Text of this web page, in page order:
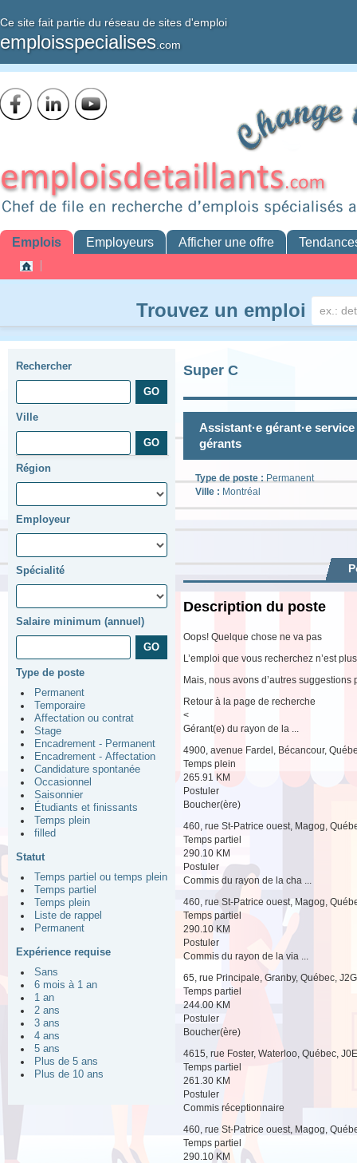
Ce site fait partie du réseau de sites d'emploi
emploisspecialises .com
Emplois Employeurs Afficher une offre
Trouvez un emploi
Rechercher
Ville
Région
Employeur
Spécialité
Salaire minimum (annuel)
Type de poste
Permanent
Temporaire
Affectation ou contrat
Stage
Encadrement - Permanent
Encadrement - Affectation
Candidature spontanée
Occasionnel
Saisonnier
Étudiants et finissants
Temps plein
filled
Statut
Temps partiel ou temps plein
Temps partiel
Temps plein
Liste de rappel
Permanent
Expérience requise
Sans
6 mois à 1 an
1 an
2 ans
3 ans
4 ans
5 ans
Plus de 5 ans
Plus de 10 ans
Super C
Assistant·e gérant·e
gérants
Type de poste :Permanent
Ville : Montréal
Description du poste
Oops! Quelque chose ne va pas
L’emploi que vous recherchez n’est
Mais, nous avons d’autres suggestions
Retour à la page de recherche
<
Gérant(e) du rayon de la ...
4900, avenue Fardel, Bécancour,
Temps plein
265.91 KM
Postuler
Boucher(ère)
460, rue St-Patrice ouest, Magog,
Temps partiel
290.10 KM
Postuler
Commis du rayon de la cha ...
460, rue St-Patrice ouest, Magog,
Temps partiel
290.10 KM
Postuler
Commis du rayon de la via ...
65, rue Principale, Granby, Québec,
Temps partiel
244.00 KM
Postuler
Boucher(ère)
4615, rue Foster, Waterloo, Québec,
Temps partiel
261.30 KM
Postuler
Commis réceptionnaire
460, rue St-Patrice ouest, Magog,
Temps partiel
290.10 KM